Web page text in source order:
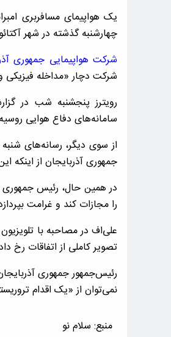
چهارشنبه گذشته در شهر آکتائو واقع در
شرکت هواپیمایی جمهوری
شرکت دچار «مداخله
رویترز پنجشنبه شب در
سامانه‌های دفاع هوایی
از سوی دیگر، رسانه‌های
جمهوری آذربایجان از اینکه
در همین حال، رئیس جمهوری
را مجازات کند و غرامت
علی‌اف در مصاحبه با
تصویر کاملی از اتفاقات رخ
رئیس‌جمهور جمهوری
نمی‌توان از «یک اقدام
منبع: سلام نو